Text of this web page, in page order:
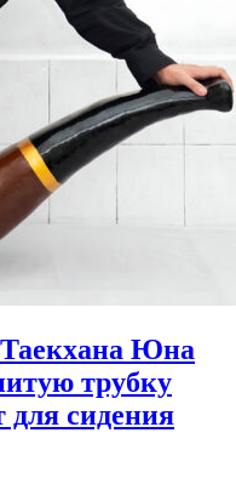
Таекхана Юна
трубку
для сидения